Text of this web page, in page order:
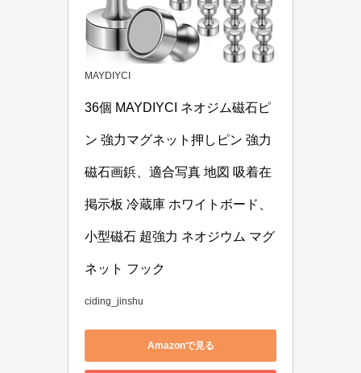
MAYDIYCI
36個 MAYDIYCI ネオジム磁石ピ
ン 強力マグネット押しピン 強力
磁石画鋲、適合写真 地図 吸着在
掲示板 冷蔵庫 ホワイトボード、
小型磁石 超強力 ネオジウム マグ
ネット フック
ciding_jinshu
Amazonで見る